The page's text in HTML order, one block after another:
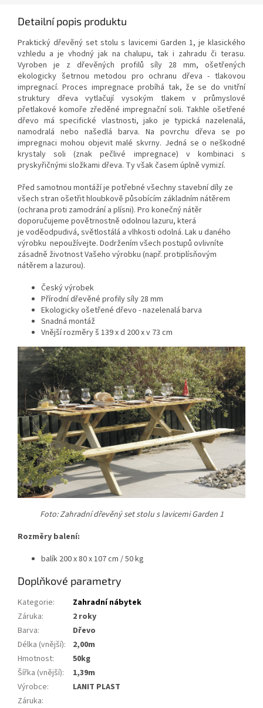
Detailní popis produktu
Praktický dřevěný set stolu s lavicemi Garden 1, je klasického
vzhledu a je vhodný jak na chalupu, tak i zahradu či terasu.
Vyroben je z dřevěných profilů síly 28 mm, ošetřených
ekologicky šetrnou metodou pro ochranu dřeva - tlakovou
impregnací. Proces impregnace probíhá tak, že se do vnitřní
struktury dřeva vytlačují vysokým tlakem v průmyslové
přetlakové komoře zředěné impregnační soli. Takhle ošetřené
dřevo má specifické vlastnosti, jako je typická nazelenalá,
namodralá nebo našedlá barva. Na povrchu dřeva se po
impregnaci mohou objevit malé skvrny. Jedná se o neškodné
krystaly soli (znak pečlivé impregnace) v kombinaci s
pryskyřičnými složkami dřeva. Ty však časem úplně vymizí.
Před samotnou montáží je potřebné všechny stavební díly ze
všech stran ošetřit hloubkově působícím základním nátěrem
(ochrana proti zamodrání a plísni). Pro konečný nátěr
doporučujeme povětrnostně odolnou lazuru, která
je voděodpudivá, světlostálá a vlhkosti odolná. Lak u daného
výrobku nepoužívejte. Dodržením všech postupů ovlivníte
zásadně životnost Vašeho výrobku (např. protiplísňovým
nátěrem a lazurou).
Český výrobek
Přírodní dřevěné profily síly 28 mm
Ekologicky ošetřené dřevo - nazelenalá barva
Snadná montáž
Vnější rozměry š 139 x d 200 x v 73 cm
Foto: Zahradní dřevěný set stolu s lavicemi Garden 1
Rozměry balení:
balík 200 x 80 x 107 cm / 50 kg
Doplňkové parametry
Kategorie:
Zahradní nábytek
Záruka:
2 roky
Barva:
dřevo
Délka (vnější):
2,00m
Hmotnost:
50kg
Šířka (vnější):
1,39m
Výrobce:
LANIT PLAST
Záruka: